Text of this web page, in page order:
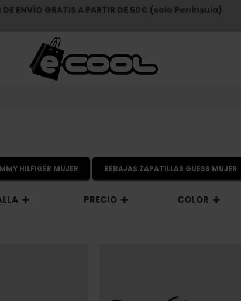
DE ENVÍO GRATIS A PARTIR DE 50€ (solo Peninsula)
HILFIGER MUJER REBAJAS ZAPATILLAS GUESS MUJER
PRECIO COLOR